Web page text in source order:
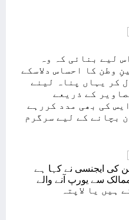
لیے بنائی کہ وہ
وطن کا احساس دلاسکے
کر یہاں پناہ لینے
کے ذریعے
کی بھی مدد کررہے
بچانے کے لیے سرگرم
کی ایجنسی نے کہا ہے
سے یورپ آنے والے
ہیں یا لاپتہ